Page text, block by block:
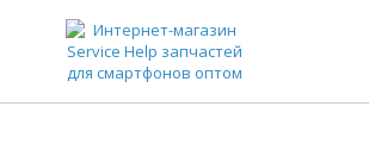
ЗАПЧАСТИ ДЛЯ ТЕЛЕФОНОВ